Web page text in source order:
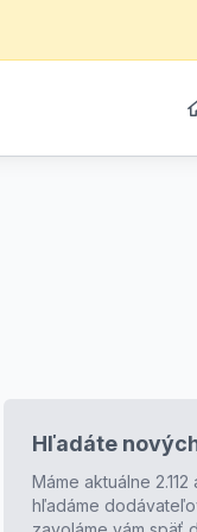
Hľadáte
Máme aktuálne
hľadáme